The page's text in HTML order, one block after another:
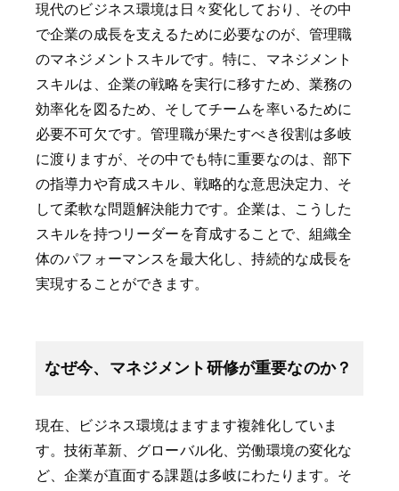
現代のビジネス環境は日々変化しており、その中
で企業の成長を支えるために必要なのが、管理職
のマネジメントスキルです。特に、マネジメント
スキルは、企業の戦略を実行に移すため、業務の
効率化を図るため、そしてチームを率いるために
必要不可欠です。管理職が果たすべき役割は多岐
に渡りますが、その中でも特に重要なのは、部下
の指導力や育成スキル、戦略的な意思決定力、そ
して柔軟な問題解決能力です。企業は、こうした
スキルを持つリーダーを育成することで、組織全
体のパフォーマンスを最大化し、持続的な成長を
実現することができます。
なぜ今、マネジメント研修が重要なのか？
現在、ビジネス環境はますます複雑化していま
す。技術革新、グローバル化、労働環境の変化な
ど、企業が直面する課題は多岐にわたります。そ